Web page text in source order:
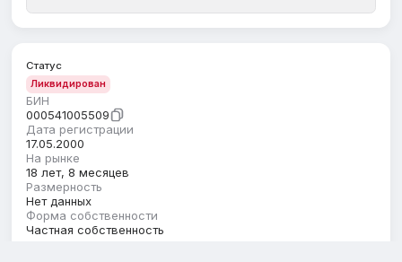
Статус
Ликвидирован
БИН
000541005509
Дата регистрации
17.05.2000
На рынке
18 лет, 8 месяцев
Размерность
Нет данных
Форма собственности
Частная собственность